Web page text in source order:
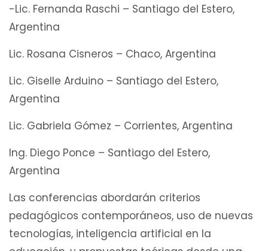
-Lic. Fernanda Raschi – Santiago del Estero,
Argentina
Lic. Rosana Cisneros – Chaco, Argentina
Lic. Giselle Arduino – Santiago del Estero,
Argentina
Lic. Gabriela Gómez – Corrientes, Argentina
Ing. Diego Ponce – Santiago del Estero,
Argentina
Las conferencias abordarán criterios
pedagógicos contemporáneos, uso de nuevas
tecnologías, inteligencia artificial en la